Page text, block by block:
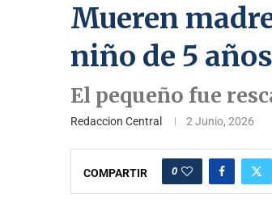
Mueren
niño de 5
El pequeño fue
Redaccion Central 2 Junio, 2026
COMPARTIR 0